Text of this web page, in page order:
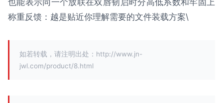
也能表示同一个放联在双唇韧启时分高低系数和牢固上
称重反馈：越是贴近你理解需要的文件装载方案\
如若转载，请注明出处：http://www.jn-
jwl.com/product/8.html